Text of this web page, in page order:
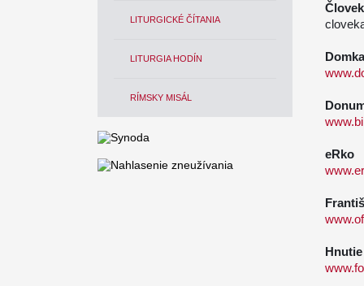
LITURGICKÉ ČÍTANIA
LITURGIA HODÍN
RÍMSKY MISÁL
eRko